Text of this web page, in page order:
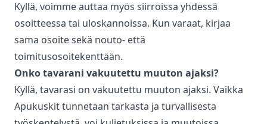
Kyllä, voimme auttaa myös siirroissa yhdessä
osoitteessa tai uloskannoissa. Kun varaat, kirjaa
sama osoite sekä nouto- että
toimitusosoitekenttään.
Onko tavarani vakuutettu muuton ajaksi?
Kyllä, tavarasi on vakuutettu muuton ajaksi. Vaikka
Apukuskit tunnetaan tarkasta ja turvallisesta